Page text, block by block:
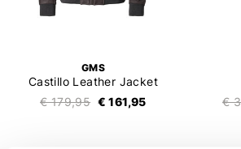
GMS
Castillo Leather Jacket
€ 179,95 € 161,95
€